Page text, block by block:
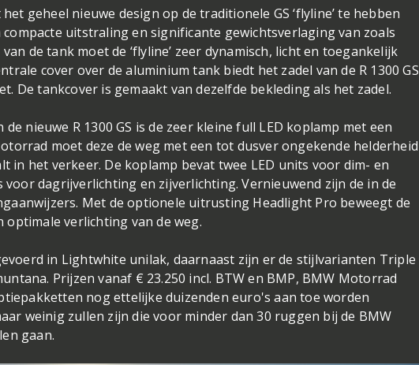
geheel nieuwe design op de traditionele GS ‘flyline’ te hebben
uitstraling en significante gewichtsverlaging van zoals
de tank moet de ‘flyline’ zeer dynamisch, licht en toegankelijk
cover over de aluminium tank biedt het zadel van de R 1300 GS
De tankcover is gemaakt van dezelfde bekleding als het zadel.
nieuwe R 1300 GS is de zeer kleine full LED koplamp met een
moet deze de weg met een tot dusver ongekende helderheid
in het verkeer. De koplamp bevat twee LED units voor dim- en
dagrijverlichting en zijverlichting. Vernieuwend zijn de in de
Met de optionele uitrusting Headlight Pro beweegt de
optimale verlichting van de weg.
in Lightwhite unilak, daarnaast zijn er de stijlvarianten Triple
Prijzen vanaf € 23.250 incl. BTW en BMP, BMW Motorrad
nog ettelijke duizenden euro's aan toe worden
weinig zullen zijn die voor minder dan 30 ruggen bij de BMW
gaan.